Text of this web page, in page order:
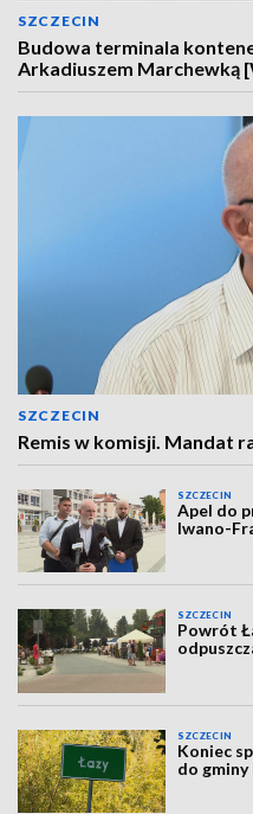
SZCZECIN
Budowa terminala
Arkadiuszem Marchewką
SZCZECIN
Remis w komisji. Mandat
SZCZECIN
Apel do
Iwano-
SZCZECIN
Powrót
SZCZECIN
Koniec
do